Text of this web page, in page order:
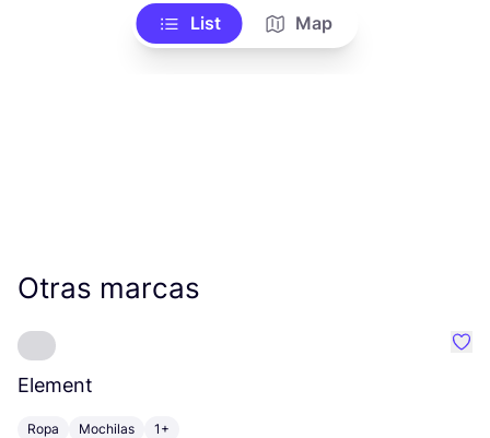
List Map
Otras marcas
Element
Ropa Mochilas 1+